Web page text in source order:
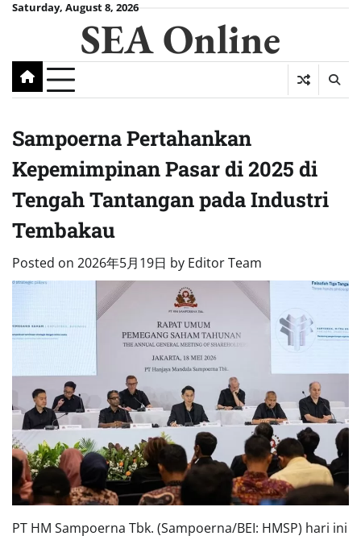
SkipSaturday, August 8, 2026
SEA Online
Sampoerna Pertahankan
Kepemimpinan Pasar di 2025 di
Tengah Tantangan pada Industri
Tembakau
Posted on 2026年5月19日 by Editor Team
PT HM Sampoerna Tbk. (Sampoerna/BEI: HMSP) hari ini